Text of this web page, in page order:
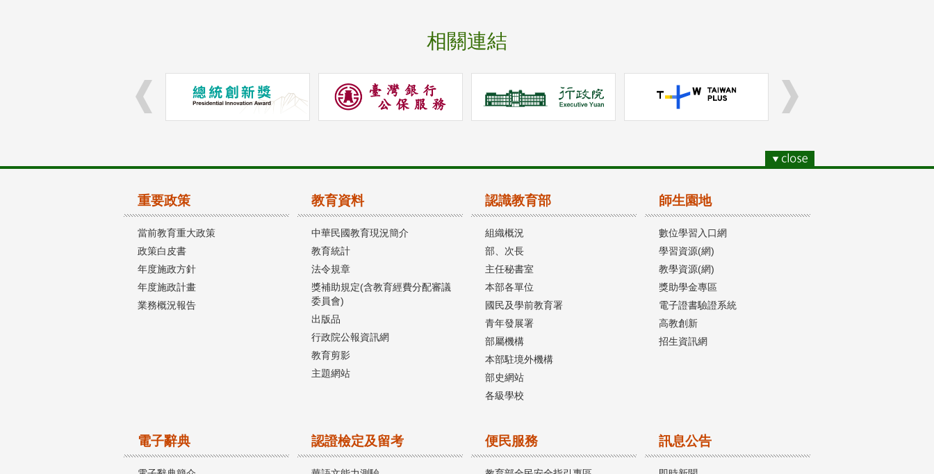
相關連結
重要政策
當前教育重大政策
政策白皮書
年度施政方針
年度施政計畫
業務概況報告
教育資料
中華民國教育現況簡介
教育統計
法令規章
獎補助規定(含教育經費分配審議
委員會)
出版品
行政院公報資訊網
教育剪影
主題網站
認識教育部
組織概況
部、次長
主任秘書室
本部各單位
國民及學前教育署
青年發展署
部屬機構
本部駐境外機構
部史網站
各級學校
師生園地
數位學習入口網
學習資源(網)
教學資源(網)
獎助學金專區
電子證書驗證系統
高教創新
招生資訊網
電子辭典 認證檢定及留考 便民服務 訊息公告